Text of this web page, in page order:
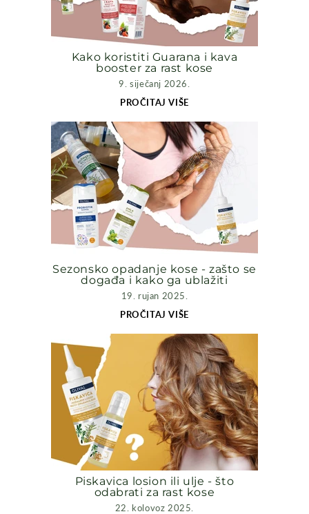
Kako koristiti Guarana i kava
booster za rast kose
9. siječanj 2026.
PROČITAJ VIŠE
Sezonsko opadanje kose - zašto se
događa i kako ga ublažiti
19. rujan 2025.
PROČITAJ VIŠE
Piskavica losion ili ulje - što
odabrati za rast kose
22. kolovoz 2025.